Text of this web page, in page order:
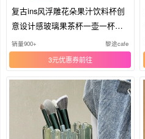
复古ins风浮雕花朵果汁饮料杯创
意设计感玻璃果茶杯一壶一杯套
装
销量900+ 黎途cafe
3元优惠券